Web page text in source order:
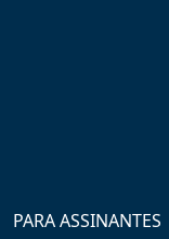
PARA ASSINANTES